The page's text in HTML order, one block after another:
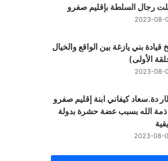
رجال السلطة بإقليم صفرو
2023-08-
قيادة بني يازغة بين الواقع والخيال
الأولى)
2023-08-
دة.سعاد كيفاني ابنة إقليم صفرو
الله بسبب عضة حشرة بدولة
2023-08-